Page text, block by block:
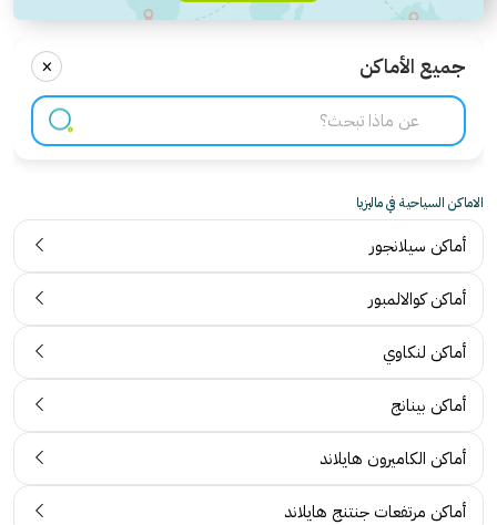
جميع الأماكن ×
الاماكن السياحية في ماليزيا
أماكن سيلانجور
أماكن كوالالمبور
أماكن لنكاوي
أماكن بينانج
أماكن الكاميرون هايلاند
أماكن مرتفعات جنتنج هايلاند